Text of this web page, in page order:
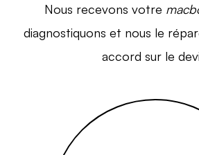
Nous recevons votre
diagnostiquons et nous le
accord sur le